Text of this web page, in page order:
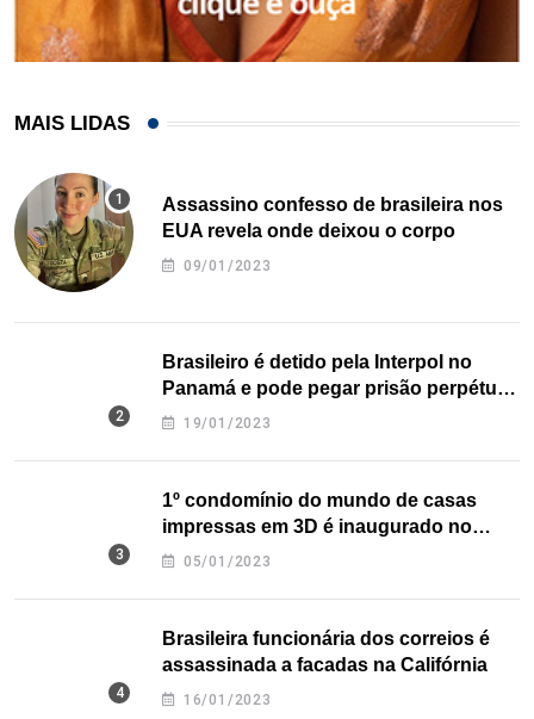
MAIS LIDAS
Assassino confesso de brasileira nos
EUA revela onde deixou o corpo
09/01/2023
Brasileiro é detido pela Interpol no
Panamá e pode pegar prisão perpétua
nos EUA
19/01/2023
1º condomínio do mundo de casas
impressas em 3D é inaugurado no
Texas
05/01/2023
Brasileira funcionária dos correios é
assassinada a facadas na Califórnia
16/01/2023